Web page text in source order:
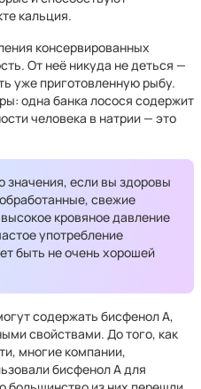
кальция.
консервированных
От неё никуда не деться —
уже приготовленную рыбу.
одна банка лосося содержит
человека в натрии — это
значения, если вы здоровы
свежие
кровяное давление
употребление
быть не очень хорошей
содержать бисфенол А,
свойствами. До того, как
многие компании,
бисфенол А для